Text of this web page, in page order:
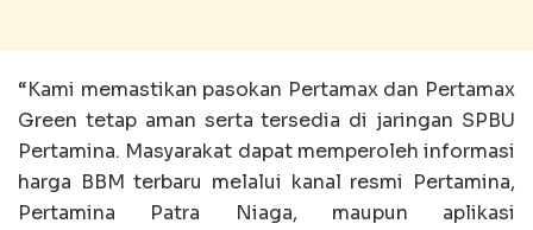
“Kami memastikan pasokan Pertamax dan Pertamax
Green tetap aman serta tersedia di jaringan SPBU
Pertamina. Masyarakat dapat memperoleh informasi
harga BBM terbaru melalui kanal resmi Pertamina,
Pertamina Patra Niaga, maupun aplikasi